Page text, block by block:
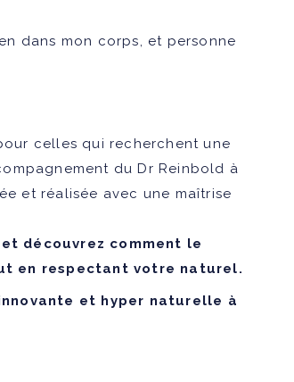
dans mon corps, et personne
celles qui recherchent une
du Dr Reinbold à
et réalisée avec une maîtrise
découvrez comment le
en respectant votre naturel.
et hyper naturelle à